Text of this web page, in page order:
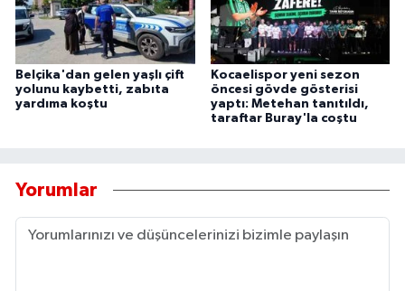
Belçika'dan gelen yaşlı çift
yolunu kaybetti, zabıta
yardıma koştu
Kocaelispor yeni sezon
öncesi gövde gösterisi
yaptı: Metehan tanıtıldı,
taraftar Buray'la coştu
Yorumlar